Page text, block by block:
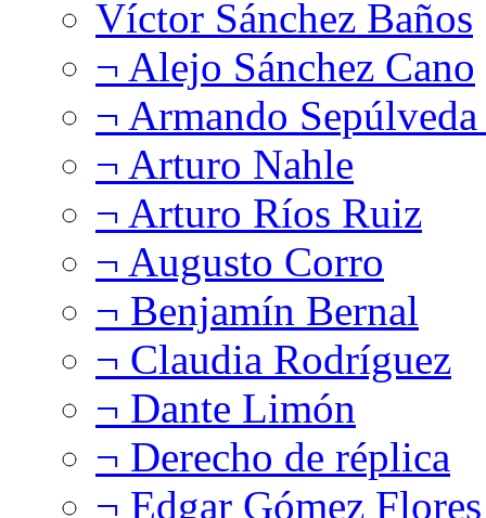
Víctor Sánchez Baños
¬ Alejo Sánchez Cano
¬ Armando
¬ Arturo Nahle
¬ Arturo Ríos Ruiz
¬ Augusto Corro
¬ Benjamín Bernal
¬ Claudia Rodríguez
¬ Dante Limón
¬ Derecho de réplica
¬ Edgar Gómez Flores